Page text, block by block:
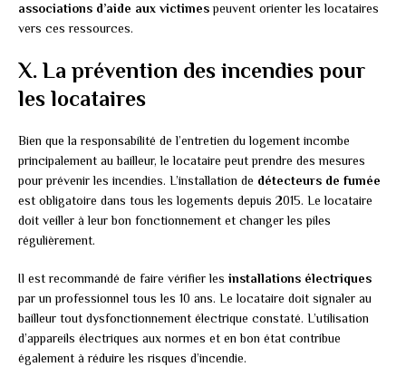
associations d’aide aux victimespeuvent orienter les locataires
vers ces ressources.
X. La prévention des incendies pour
les locataires
Bien que la responsabilité de l’entretien du logement incombe
principalement au bailleur, le locataire peut prendre des mesures
pour prévenir les incendies. L’installation de détecteurs de fumée
est obligatoire dans tous les logements depuis 2015. Le locataire
doit veiller à leur bon fonctionnement et changer les piles
régulièrement.
Il est recommandé de faire vérifier les installations électriques
par un professionnel tous les 10 ans. Le locataire doit signaler au
bailleur tout dysfonctionnement électrique constaté. L’utilisation
d’appareils électriques aux normes et en bon état contribue
également à réduire les risques d’incendie.